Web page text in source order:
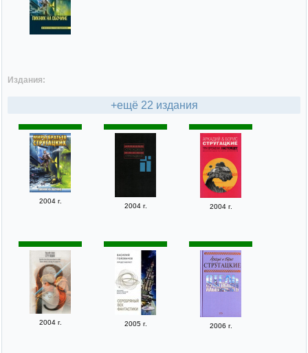
Издания:
+ещё 22 издания
2004 г.
2004 г. 2004 г.
2004 г. 2005 г. 2006 г.